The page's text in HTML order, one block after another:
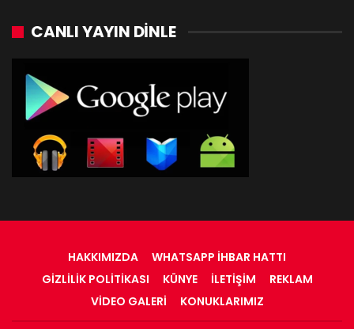
CANLI YAYIN DINLE
HAKKIMIZDA
WHATSAPP İHBAR HATTI
GIZLILIK POLITIKASI
KÜNYE İLETIŞIM
REKLAM
VIDEO GALERI
KONUKLARIMIZ